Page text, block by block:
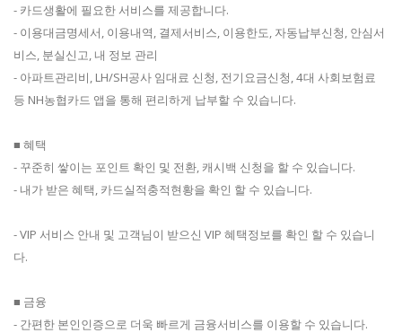
- 카드생활에 필요한 서비스를 제공합니다.
- 이용대금명세서, 이용내역, 결제서비스, 이용한도, 자동납부신청, 안심서
비스, 분실신고, 내 정보 관리
- 아파트관리비, LH/SH공사 임대료 신청, 전기요금신청, 4대 사회보험료
등 NH농협카드 앱을 통해 편리하게 납부할 수 있습니다.
■ 혜택
- 꾸준히 쌓이는 포인트 확인 및 전환, 캐시백 신청을 할 수 있습니다.
- 내가 받은 혜택, 카드실적충적현황을 확인 할 수 있습니다.
- VIP 서비스 안내 및 고객님이 받으신 VIP 혜택정보를 확인 할 수 있습니
다.
■ 금융
- 간편한 본인인증으로 더욱 빠르게 금융서비스를 이용할 수 있습니다.